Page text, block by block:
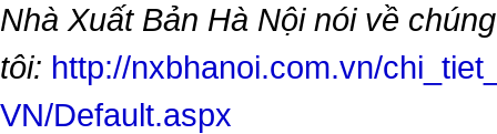
Nhà Xuất Bản Hà Nội nói về chúng
tôi: http://nxbhanoi.com.vn/
VN/Default.aspx